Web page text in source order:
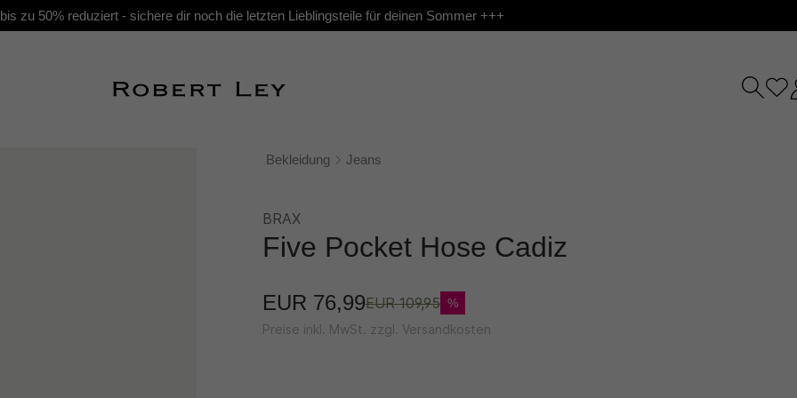
zu 50% reduziert - sichere dir noch die letzten Lieblingsteile für deinen Sommer +++
Bekleidung Jeans
BRAX
Five Pocket Hose Cadiz
EUR 76,99EUR 109,95 %
Preise inkl. MwSt. zzgl. Versandkosten